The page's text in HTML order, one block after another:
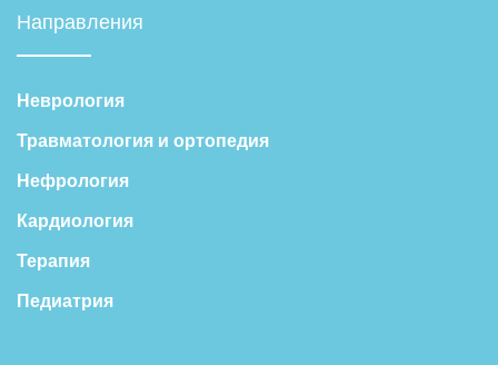
Направления
Неврология
Травматология и ортопедия
Нефрология
Кардиология
Терапия
Педиатрия